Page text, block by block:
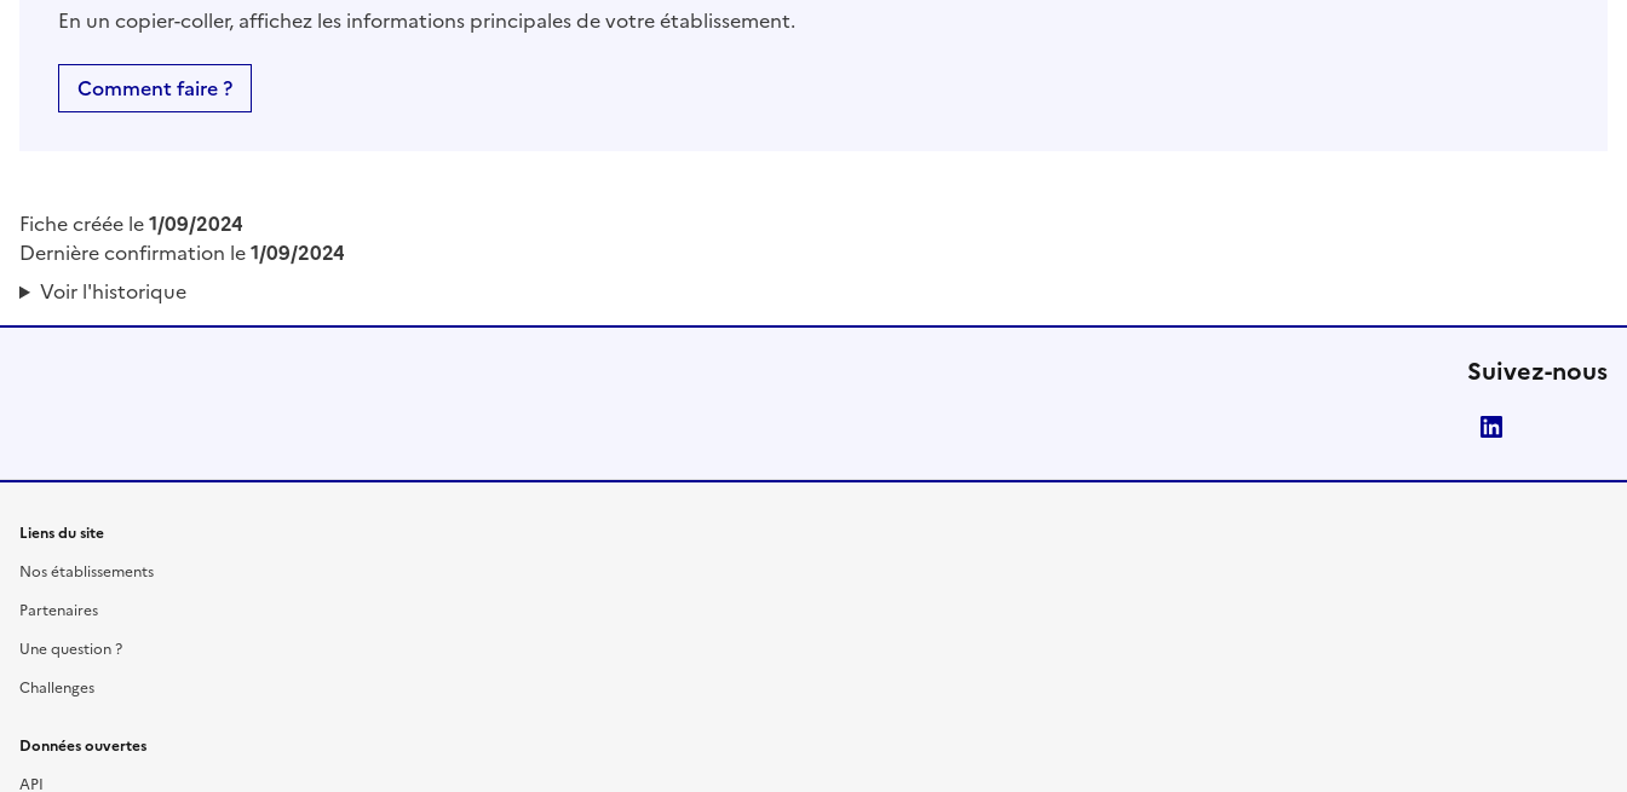
En un copier-coller, affichez les informations principales de votre établissement.
Comment faire ?
Fiche créée le1/09/2024
Dernière confirmation le1/09/2024
Voir l'historique
Suivez-nous
Liens du site
Nos établissements
Partenaires
Une question ?
Challenges
Données ouvertes
API